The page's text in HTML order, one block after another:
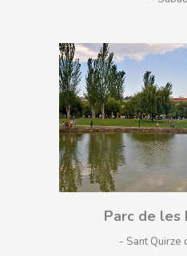
Parc de les
- Sant Quirze